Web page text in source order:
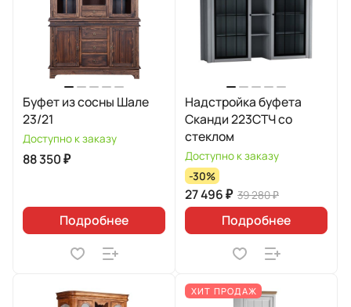
Буфет из сосны Шале
23/21
Доступно к заказу
88 350 ₽
Подробнее
Надстройка буфета
Сканди 223СТЧ со
стеклом
Доступно к заказу
-30%
27 496 ₽ 39 280 ₽
Подробнее
ХИТ ПРОДАЖ